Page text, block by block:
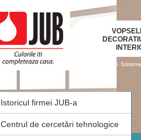
›
Istoricul firmei JUB-a
Centrul de cercetări tehnologice